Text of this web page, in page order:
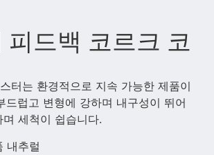
피드백 코르크 코
터는 환경적으로 지속 가능한 제품이
드럽고 변형에 강하며 내구성이 뛰어
세척이 쉽습니다.
내추럴